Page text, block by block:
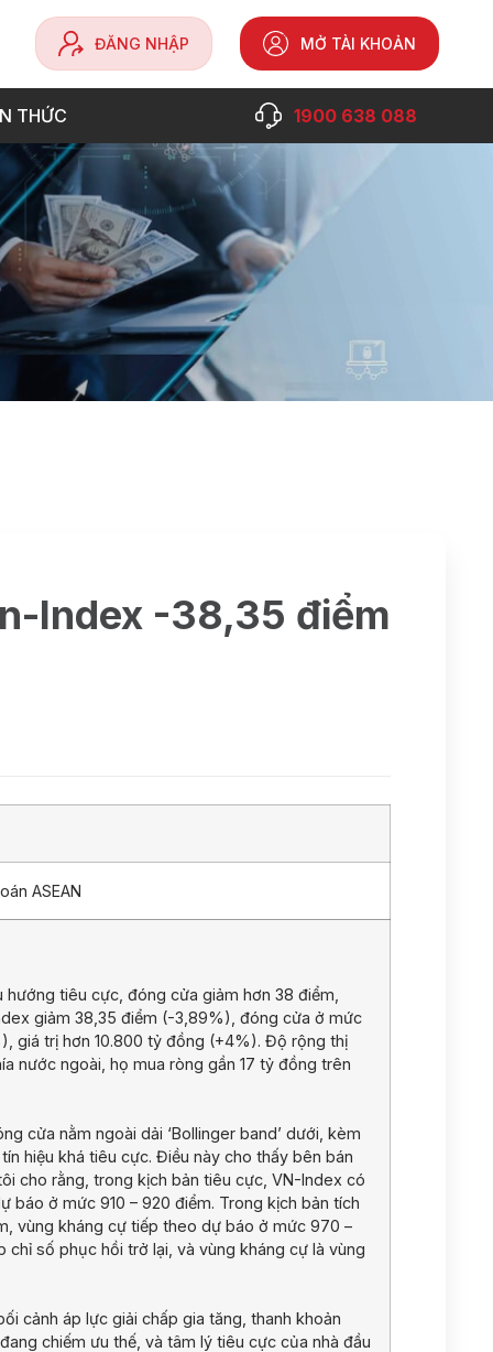
ĐĂNG NHẬP MỞ TÀI KHOẢN
THỨC 1900 638 088
Index -38,35 điểm
ASEAN
tiêu cực, đóng cửa giảm hơn 38 điểm,
giảm 38,35 điểm (-3,89%), đóng cửa ở mức
giá trị hơn 10.800 tỷ đồng (+4%). Độ rộng thị
nước ngoài, họ mua ròng gần 17 tỷ đồng trên
cửa nằm ngoài dải ‘Bollinger band’ dưới, kèm
hiệu khá tiêu cực. Điều này cho thấy bên bán
cho rằng, trong kịch bản tiêu cực, VN-Index có
ở mức 910 – 920 điểm. Trong kịch bản tích
vùng kháng cự tiếp theo dự báo ở mức 970 –
số phục hồi trở lại, và vùng kháng cự là vùng
cảnh áp lực giải chấp gia tăng, thanh khoản
chiếm ưu thế, và tâm lý tiêu cực của nhà đầu